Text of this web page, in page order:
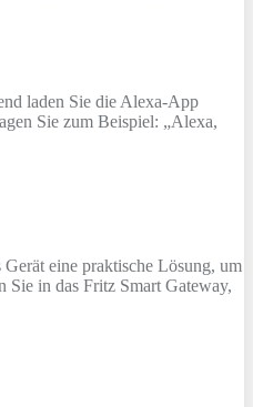
laden Sie die Alexa-App
Sie zum Beispiel: „Alexa,
eine praktische Lösung, um
Sie in das Fritz Smart Gateway,